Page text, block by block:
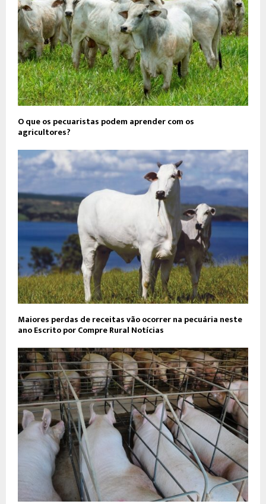
O que os pecuaristas podem aprender com os
agricultores?
Maiores perdas de receitas vão ocorrer na pecuária neste
ano Escrito por Compre Rural Notícias